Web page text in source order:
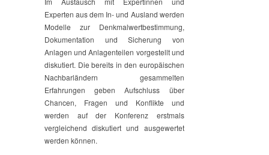
Experten aus dem In- und Ausland werden
Modelle zur Denkmalwertbestimmung,
Dokumentation und Sicherung von
Anlagen und Anlagenteilen vorgestellt und
diskutiert. Die bereits in den europäischen
Nachbarländern gesammelten
Erfahrungen geben Aufschluss über
Chancen, Fragen und Konflikte und
werden auf der Konferenz erstmals
vergleichend diskutiert und ausgewertet
werden können.